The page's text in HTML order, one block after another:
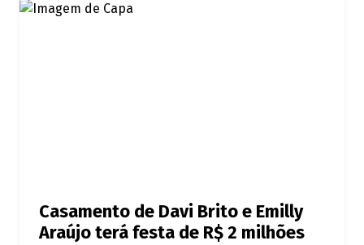
Casamento de Davi Brito e Emilly
Araújo terá festa de R$ 2 milhões